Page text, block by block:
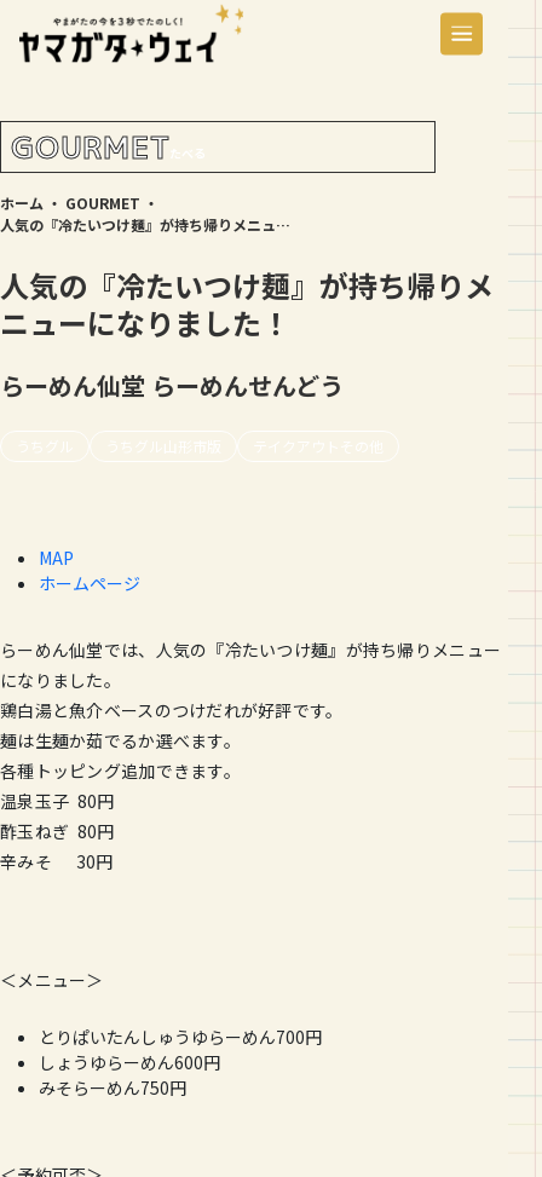
GOURMETたべる
ホーム ・ GOURMET ・
人気の『冷たいつけ麺』が持ち帰りメニューになりました！
人気の『冷たいつけ麺』が持ち帰りメ
ニューになりました！
らーめん仙堂 らーめんせんどう
うちグル うちグル山形市版 テイクアウトその他
MAP
ホームページ
らーめん仙堂では、人気の『冷たいつけ麺』が持ち帰りメニュー
になりました。
鶏白湯と魚介ベースのつけだれが好評です。
麺は生麺か茹でるか選べます。
各種トッピング追加できます。
温泉玉子 80円
酢玉ねぎ 80円
辛みそ 30円
＜メニュー＞
とりぱいたんしゅうゆらーめん700円
しょうゆらーめん600円
みそらーめん750円